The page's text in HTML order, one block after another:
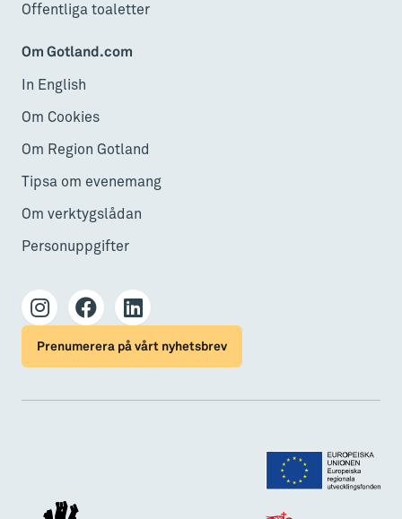
Offentliga toaletter
Om Gotland.com
In English
Om Cookies
Om Region Gotland
Tipsa om evenemang
Om verktygslådan
Personuppgifter
Prenumerera på vårt nyhetsbrev